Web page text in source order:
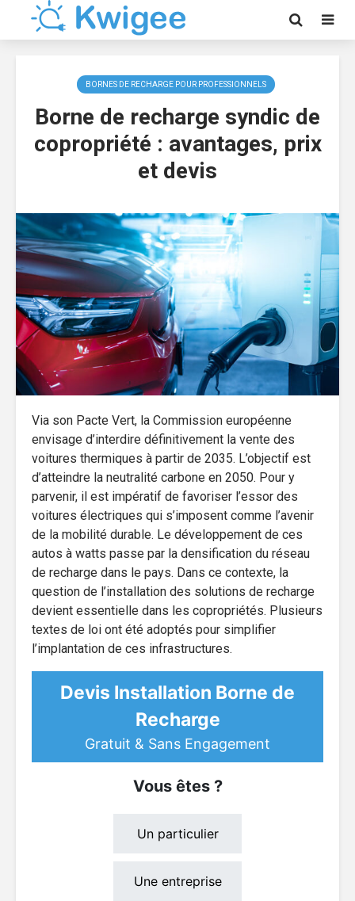
BORNES DE RECHARGE POUR PROFESSIONNELS
Borne de recharge syndic de
copropriété : avantages, prix
et devis
Via son Pacte Vert, la Commission européenne
envisage d’interdire définitivement la vente des
voitures thermiques à partir de 2035. L’objectif est
d’atteindre la neutralité carbone en 2050. Pour y
parvenir, il est impératif de favoriser l’essor des
voitures électriques qui s’imposent comme l’avenir
de la mobilité durable. Le développement de ces
autos à watts passe par la densification du réseau
de recharge dans le pays. Dans ce contexte, la
question de l’installation des solutions de recharge
devient essentielle dans les copropriétés. Plusieurs
textes de loi ont été adoptés pour simplifier
l’implantation de ces infrastructures.